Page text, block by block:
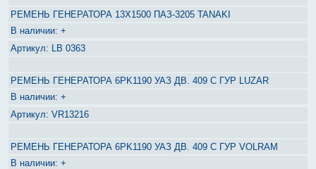
РЕМЕНЬ ГЕНЕРАТОРА 13Х1500 ПАЗ-3205 TANAKI
+
LB 0363
РЕМЕНЬ ГЕНЕРАТОРА 6PK1190 УАЗ ДВ. 409 С ГУР LUZAR
+
VR13216
РЕМЕНЬ ГЕНЕРАТОРА 6PK1190 УАЗ ДВ. 409 С ГУР VOLRAM
+